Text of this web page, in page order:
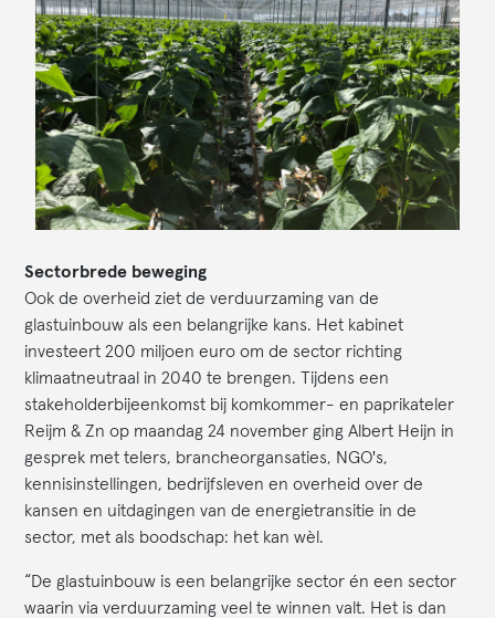
Sectorbrede beweging
Ook de overheid ziet de verduurzaming van de
glastuinbouw als een belangrijke kans. Het kabinet
investeert 200 miljoen euro om de sector richting
klimaatneutraal in 2040 te brengen. Tijdens een
stakeholderbijeenkomst bij komkommer- en paprikateler
Reijm & Zn op maandag 24 november ging Albert Heijn in
gesprek met telers, brancheorgansaties, NGO's,
kennisinstellingen, bedrijfsleven en overheid over de
kansen en uitdagingen van de energietransitie in de
sector, met als boodschap: het kan wèl.
“De glastuinbouw is een belangrijke sector én een sector
waarin via verduurzaming veel te winnen valt. Het is dan